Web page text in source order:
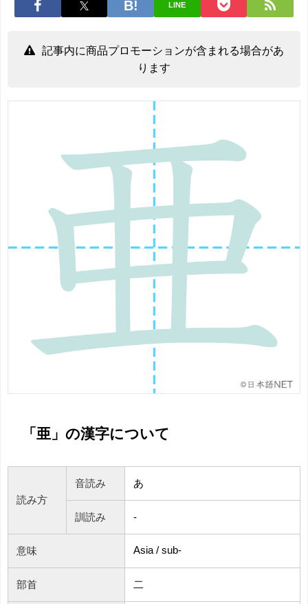
LINE
記事内に商品プロモーションが含まれる場合があ
ります
「亜」の漢字について
読み方
音読み あ
訓読み -
意味 Asia / sub-
部首 二